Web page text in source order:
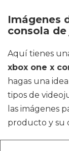
Imágenes
consola
Aquí tienes
xbox one x
hagas una
tipos de
las imágenes
producto y su